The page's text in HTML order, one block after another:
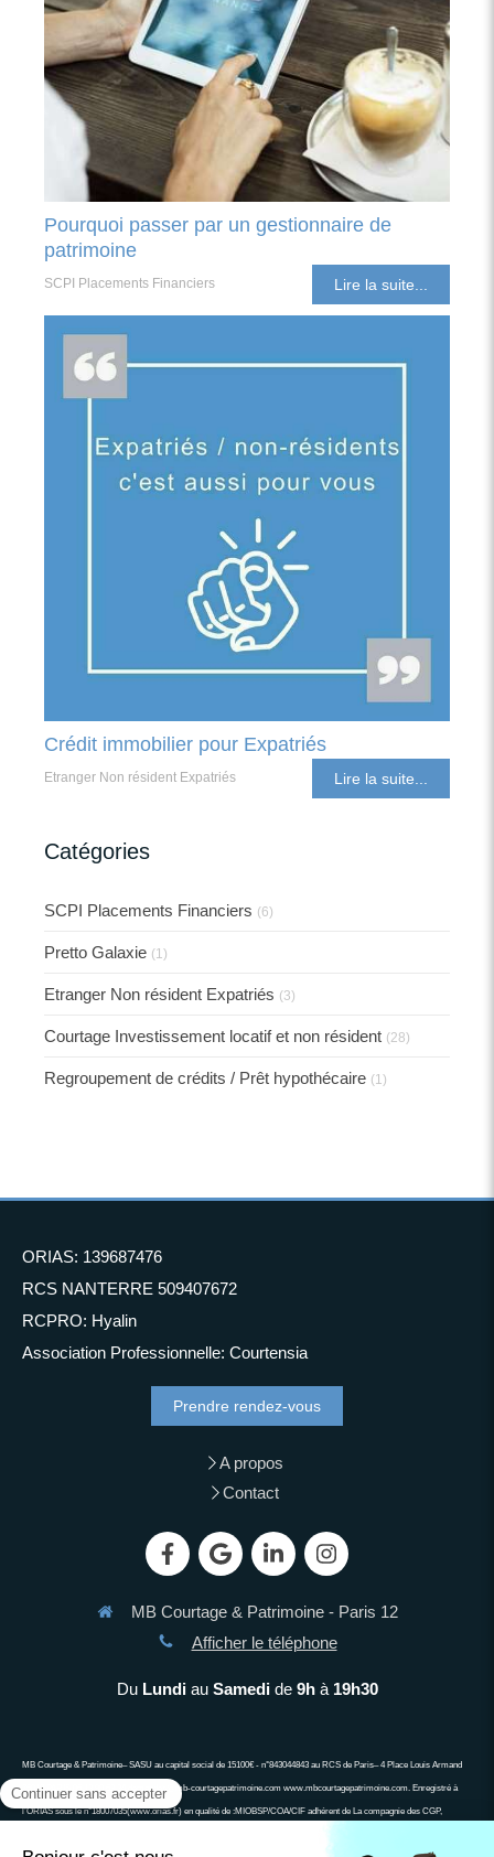
Pourquoi passer par un gestionnaire de
patrimoine
SCPI Placements Financiers Lire la suite...
Crédit immobilier pour Expatriés
Etranger Non résident Expatriés Lire la suite...
Catégories
SCPI Placements Financiers (6)
Pretto Galaxie (1)
Etranger Non résident Expatriés (3)
Courtage Investissement locatif et non résident (28)
Regroupement de crédits / Prêt hypothécaire (1)
ORIAS: 139687476
RCS NANTERRE 509407672
RCPRO: Hyalin
Association Professionnelle: Courtensia
Prendre rendez-vous
A propos
Contact
MB Courtage & Patrimoine - Paris 12
Afficher le téléphone
Du Lundiau Samedide 9hà 19h30
MB Courtage & Patrimoine– SASU au capital social de 15100€ - n°843044843 au RCS de Paris– 4 Place Louis Armand
75012 PARIS 06 13 90 63 34 demandes@mb-courtagepatrimoine.com www.mbcourtagepatrimoine.com. Enregistré à
l’ORIAS sous le n°18007035(www.orias.fr) en qualité de :MIOBSP/COA/CIF adhérent de La compagnie des CGP,